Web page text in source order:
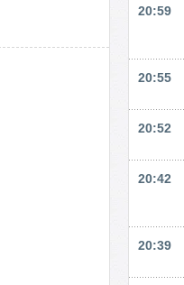
20:59
20:55
20:52
20:42
20:39